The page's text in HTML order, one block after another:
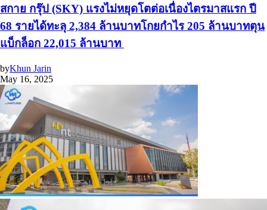
สกาย กรุ๊ป (SKY) แรงไม่หยุดโตต่อเนื่องไตรมาสแรก ปี
68 รายได้ทะลุ 2,384 ล้านบาทโกยกำไร 205 ล้านบาทตุน
แบ็กล็อก 22,015 ล้านบาท
byKhun Jarin
May 16, 2025